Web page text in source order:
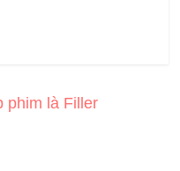
phim là Filler